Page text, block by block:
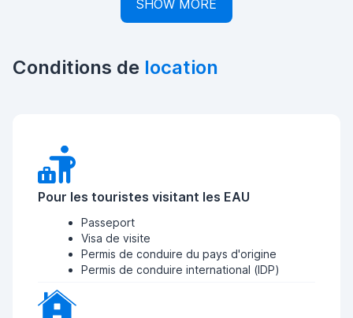
SHOW MORE
Conditions de location
Pour les touristes visitant les EAU
Passeport
Visa de visite
Permis de conduire du pays d'origine
Permis de conduire international (IDP)